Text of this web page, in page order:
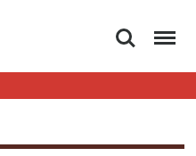
Zoeken Menu